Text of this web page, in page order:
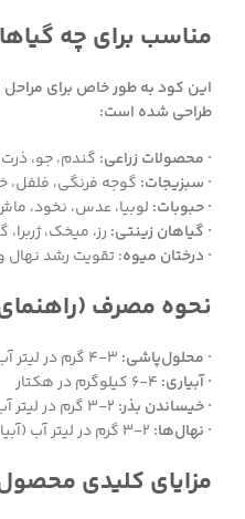
مناسب برای چه
این کود به طور خاص برای
طراحی شده است:
· محصولات زراعی: گندم، جو، ذرت،
· سبزیجات: گوجه فرنگی، فلفل،
· حبوبات: لوبیا، عدس، نخود،
· گیاهان زینتی: رز، میخک،
· درختان میوه: تقویت رشد
نحوه مصرف
· محلول‌پاشی:
· آبیاری:
· خیساندن بذر:
· نهال‌ها:
مزایای کلیدی